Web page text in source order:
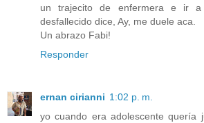
un trajecito de enfermera e ir a
desfallecido dice, Ay, me duele aca.
Un abrazo Fabi!
Responder
ernan cirianni 1:02 p. m.
yo cuando era adolescente quería